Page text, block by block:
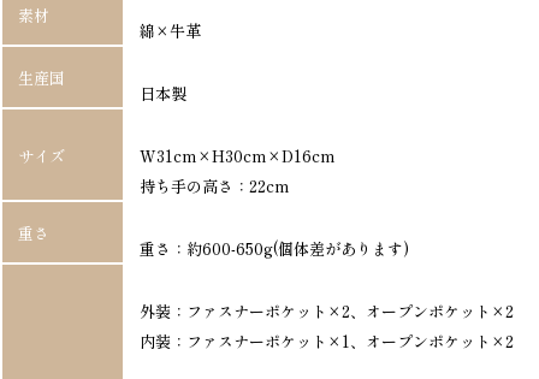
素材
綿×牛革
生産国
日本製
サイズ
W31cm×H30cm×D16cm
持ち手の高さ：22cm
重さ
重さ：約600-650g(個体差があります)
外装：ファスナーポケット×2、オープンポケット×2
内装：ファスナーポケット×1、オープンポケット×2